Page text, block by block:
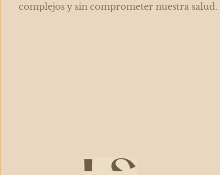
complejos y sin comprometer nuestra salud.